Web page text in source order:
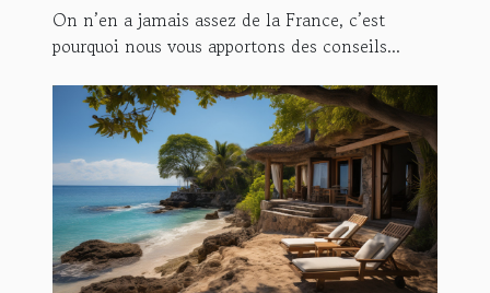
On n’en a jamais assez de la France, c’est
pourquoi nous vous apportons des conseils...